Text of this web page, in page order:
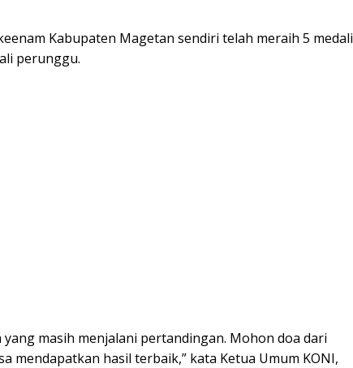
Kabupaten Magetan sendiri telah meraih 5 medali
perunggu.
yang masih menjalani pertandingan. Mohon doa dari
mendapatkan hasil terbaik,” kata Ketua Umum KONI,